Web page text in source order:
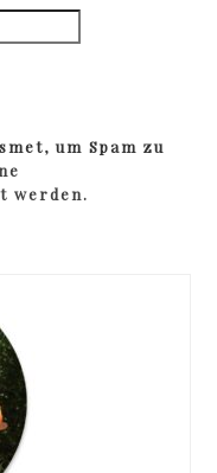
um Spam zu
werden.